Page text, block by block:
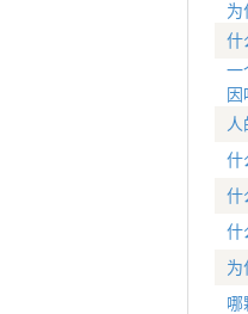
为
什
一
因
人
什
什
什
为
哪